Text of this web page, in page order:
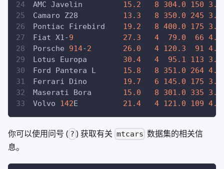
AMC Javelin 15.2 8 304.0 150
Camaro Z28 13.3 8 350.0 245
Pontiac Firebird 19.2 8 400.0 175
Fiat X1-9 27.3 4 79.0 66
Porsche 914-2 26.0 4 120.3 91
Lotus Europa 30.4 4 95.1 113
Ford Pantera L 15.8 8 351.0 264
Ferrari Dino 19.7 6 145.0 175
Maserati Bora 15.0 8 301.0 335
Volvo 142E 21.4 4 121.0 109
你可以使用问号 ( ? ) 获取有关 mtcars 数据集的相关信
息。